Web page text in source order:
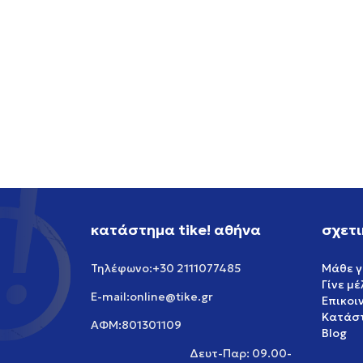
κατάστημα tike! αθήνα
Τηλέφωνο:+30 2111077485
E-mail:online@tike.gr
ΑΦΜ:801301109
Δευτ-Παρ: 09.00-
Μάθε
Γίνε
Blog